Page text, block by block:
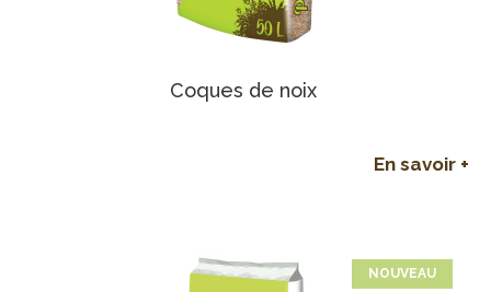
Coques de noix
En savoir +
NOUVEAU